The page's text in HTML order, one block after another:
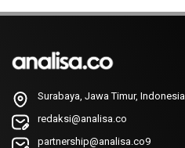
Surabaya, Jawa Timur, Indonesia
redaksi@analisa.co
partnership@analisa.co9